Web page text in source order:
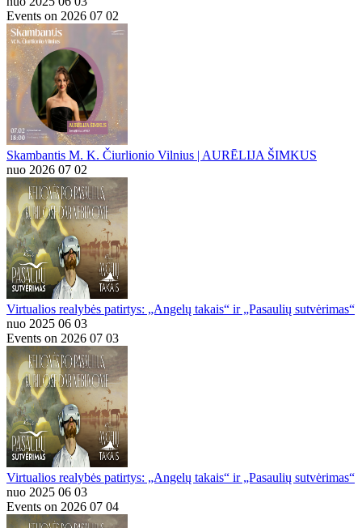
Events on 2026 07 02
Skambantis M. K. Čiurlionio Vilnius | AURĒLIJA ŠIMKUS
nuo 2026 07 02
Virtualios realybės patirtys: „Angelų takais“ ir „Pasaulių sutvėrimas“
nuo 2025 06 03
Events on 2026 07 03
Virtualios realybės patirtys: „Angelų takais“ ir „Pasaulių sutvėrimas“
nuo 2025 06 03
Events on 2026 07 04